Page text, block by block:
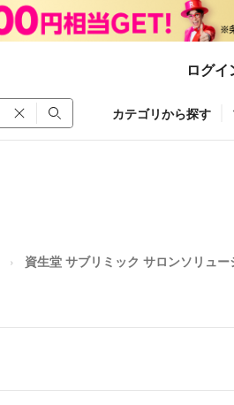
ログイ
カテゴリから探す
資生堂 サブリミック サロンソリュー